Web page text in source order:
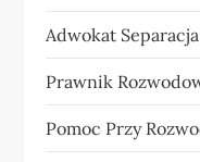
Adwokat
Prawnik
Pomoc Przy